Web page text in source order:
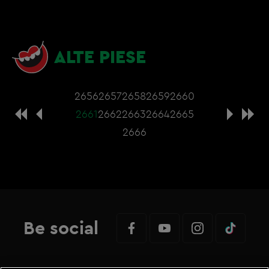
ALTE PIESE
26562657265826592660
26612662266326642665
2666
Be social